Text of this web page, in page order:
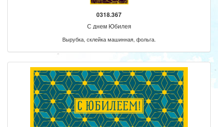
0318.367
С днем Юбилея
Вырубка, склейка машинная, фольга.